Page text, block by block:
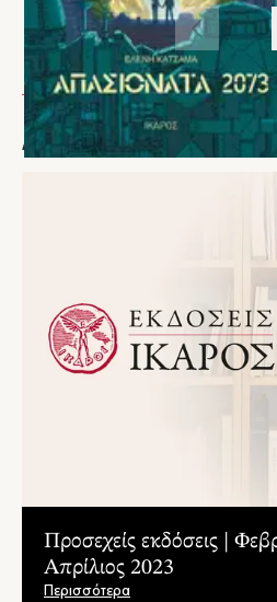
1/3
ΑΡΘΡΑ
Προσεχείς εκδόσεις |
Απρίλιος 2023
Περισσότερα